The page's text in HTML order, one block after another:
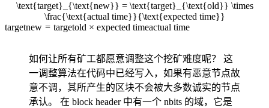
\text{target}_{\text{new}} = \text{target}_{\text{old}} \times
\frac{\text{actual time}}{\text{expected time}}
targetnew = targetold × expected timeactual time
如何让所有矿工都愿意调整这个挖矿难度呢？ 这
一调整算法在代码中已经写入，如果有恶意节点故
意不调，其所产生的区块不会被大多数诚实的节点
承认。 在 block header 中有一个 nbits 的域，它是